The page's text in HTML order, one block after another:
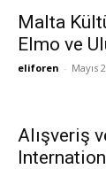
Malta
Elmo ve
eliforen - Mayıs
Alışveriş